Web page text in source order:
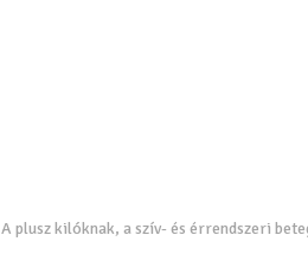
A plusz kilóknak, a szív- és érrendszeri